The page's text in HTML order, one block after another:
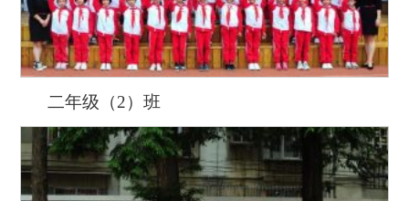
二年级（2）班